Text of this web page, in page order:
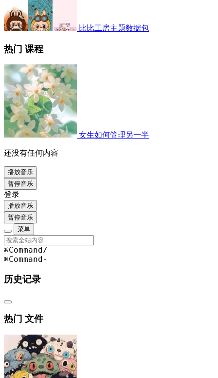
比比工房主题数据包
热门 课程
女生如何管理另一半
还没有任何内容
播放音乐
暂停音乐
登录
播放音乐
暂停音乐
菜单
⌘Command /
⌘Command -
历史记录
热门 文件